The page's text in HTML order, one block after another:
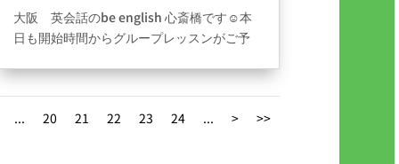
大阪 英会話のbe english 心斎橋です☺️本
日も開始時間からグループレッスンがご予
くためにも今できるベストを尽くしていい
未来をつくっていきましょう。beが大阪で
もっと認知が広まっていけるよう内容もサ
... 20 21 22 23 24 ... > >>